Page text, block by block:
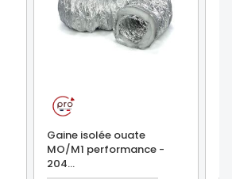
Gaine isolée ouate
MO/M1 performance -
204...